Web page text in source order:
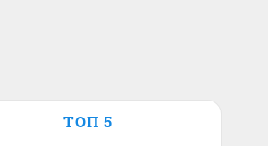
ТОП 5